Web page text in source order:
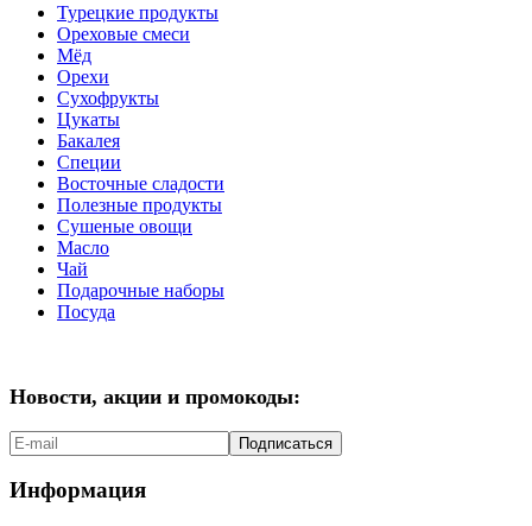
Турецкие продукты
Ореховые смеси
Мёд
Орехи
Сухофрукты
Цукаты
Бакалея
Специи
Восточные сладости
Полезные продукты
Сушеные овощи
Масло
Чай
Подарочные наборы
Посуда
Новости, акции и промокоды:
Подписаться
Информация